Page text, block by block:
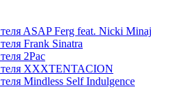
ASAP Ferg feat. Nicki Minaj
Frank Sinatra
2Pac
XXXTENTACION
Mindless Self Indulgence